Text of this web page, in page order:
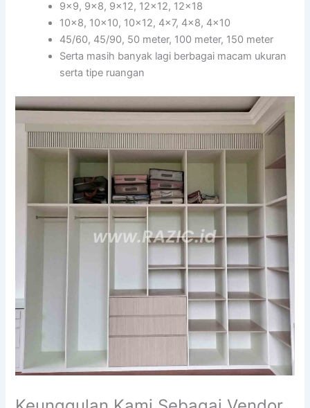
9×9, 9×8, 9×12, 12×12, 12×18
10×8, 10×10, 10×12, 4×7, 4×8, 4×10
45/60, 45/90, 50 meter, 100 meter, 150 meter
Serta masih banyak lagi berbagai macam ukuran
serta tipe ruangan